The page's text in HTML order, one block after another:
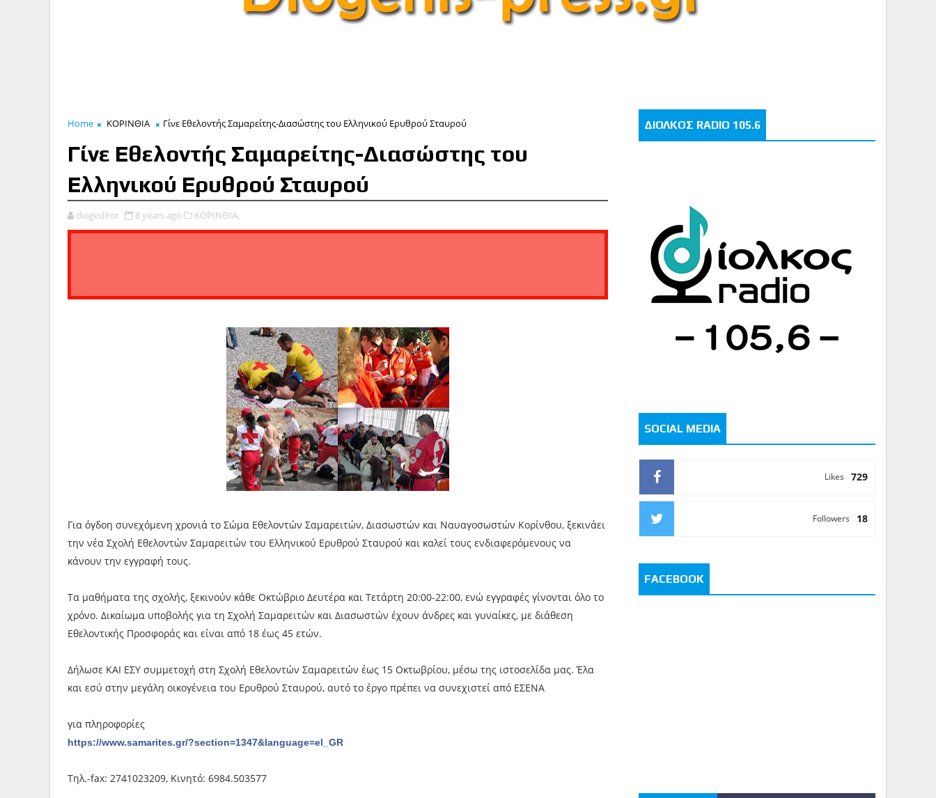
Home ΚΟΡΙΝΘΙΑ Γίνε Εθελοντής Σαμαρείτης-Διασώστης του Ελληνικού Ερυθρού Σταυρού
Γίνε Εθελοντής Σαμαρείτης-Διασώστης του
Ελληνικού Ερυθρού Σταυρού
diogeditor 8 years ago ΚΟΡΙΝΘΙΑ,
Για όγδοη συνεχόμενη χρονιά το Σώμα Εθελοντών Σαμαρειτών, Διασωστών και Ναυαγοσωστών Κορίνθου, ξεκινάει
την νέα Σχολή Εθελοντών Σαμαρειτών του Ελληνικού Ερυθρού Σταυρού και καλεί τους ενδιαφερόμενους να
κάνουν την εγγραφή τους.
Τα μαθήματα της σχολής, ξεκινούν κάθε Οκτώβριο Δευτέρα και Τετάρτη 20:00-22:00, ενώ εγγραφές γίνονται όλο το
χρόνο. Δικαίωμα υποβολής για τη Σχολή Σαμαρειτών και Διασωστών έχουν άνδρες και γυναίκες, με διάθεση
Εθελοντικής Προσφοράς και είναι από 18 έως 45 ετών.
Δήλωσε ΚΑΙ ΕΣΥ συμμετοχή στη Σχολή Εθελοντών Σαμαρειτών έως 15 Οκτωβρίου, μέσω της ιστοσελίδα μας. Έλα
και εσύ στην μεγάλη οικογένεια του Ερυθρού Σταυρού, αυτό το έργο πρέπει να συνεχιστεί από ΕΣΕΝΑ
για πληροφορίες
https://www.samarites.gr/?section=1347&language=el_GR
Τηλ.-fax: 2741023209, Κινητό: 6984.503577
ΔΙΟΛΚΟΣ RADIO 105.6
SOCIAL MEDIA
729
Likes
18
Followers
FACEBOOK